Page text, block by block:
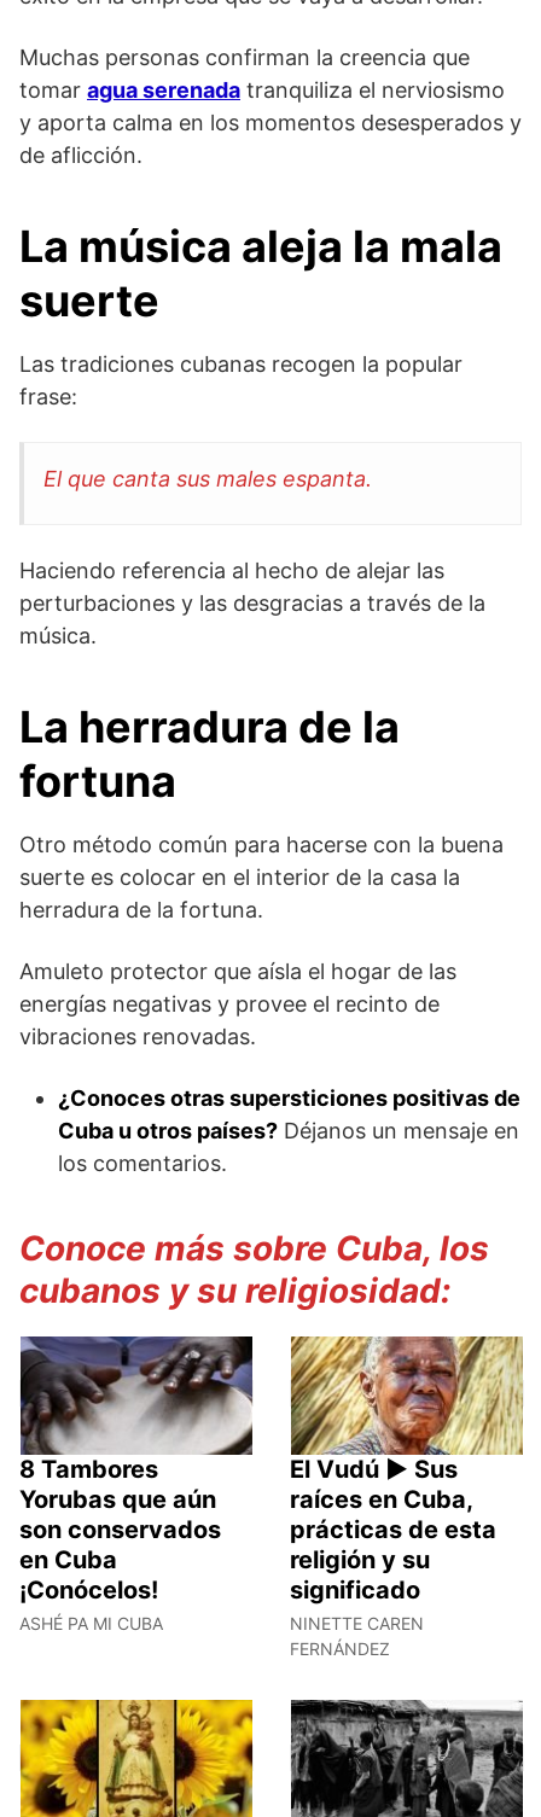
Muchas personas confirman la creencia que
tomar agua serenada tranquiliza el nerviosismo
y aporta calma en los momentos desesperados y
de aflicción.
La música aleja la mala
suerte
Las tradiciones cubanas recogen la popular
frase:
El que canta sus males espanta.
Haciendo referencia al hecho de alejar las
perturbaciones y las desgracias a través de la
música.
La herradura de la
fortuna
Otro método común para hacerse con la buena
suerte es colocar en el interior de la casa la
herradura de la fortuna.
Amuleto protector que aísla el hogar de las
energías negativas y provee el recinto de
vibraciones renovadas.
¿Conoces otras supersticiones positivas de
Cuba u otros países? Déjanos un mensaje en
los comentarios.
Conoce más sobre Cuba, los
cubanos y su religiosidad:
8 Tambores
Yorubas que aún
son conservados
en Cuba
¡Conócelos!
ASHÉ PA MI CUBA
El Vudú ► Sus
raíces en Cuba,
prácticas de esta
religión y su
significado
NINETTE CAREN
FERNÁNDEZ